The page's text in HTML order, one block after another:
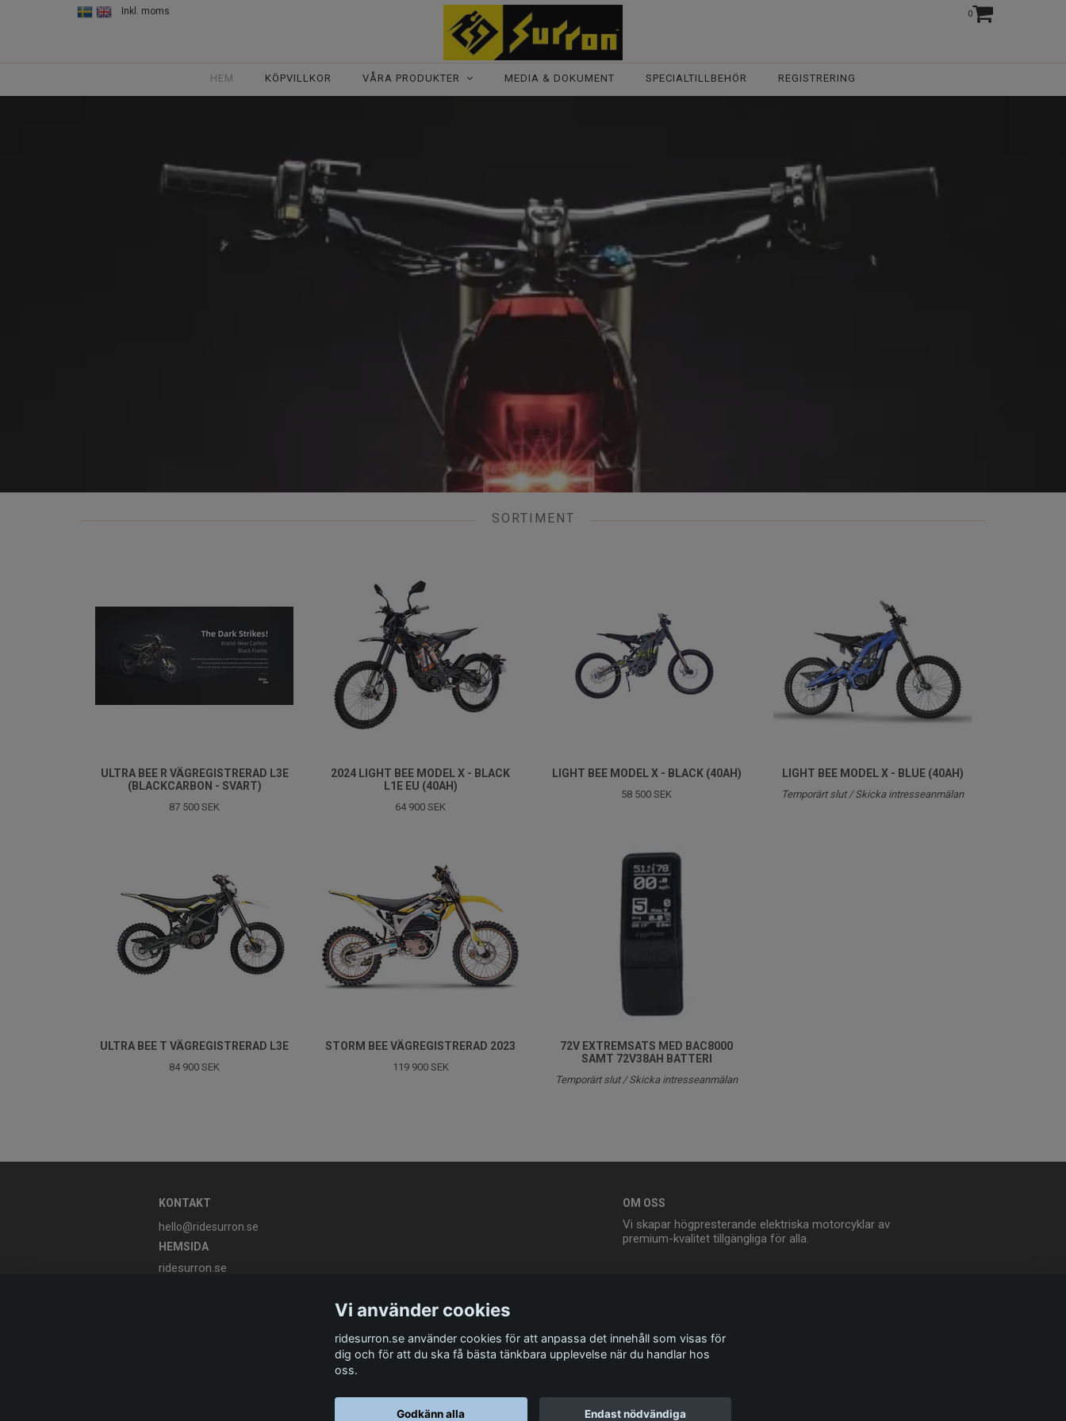
0
Inkl. moms
HEM KÖPVILLKOR VÅRA PRODUKTER MEDIA & DOKUMENT SPECIALTILLBEHÖR REGISTRERING
SORTIMENT
ULTRA BEE R VÄGREGISTRERAD L3E
(BLACKCARBON - SVART)
87 500 SEK
2024 LIGHT BEE MODEL X - BLACK
L1E EU (40AH)
64 900 SEK
LIGHT BEE MODEL X - BLACK (40AH)
58 500 SEK
LIGHT BEE MODEL X - BLUE (40AH)
Temporärt slut / Skicka intresseanmälan
ULTRA BEE T VÄGREGISTRERAD L3E
84 900 SEK
STORM BEE VÄGREGISTRERAD 2023
119 900 SEK
72V EXTREMSATS MED BAC8000
SAMT 72V38AH BATTERI
Temporärt slut / Skicka intresseanmälan
KONTAKT
hello@ridesurron.se
HEMSIDA
ridesurron.se
OM OSS
Vi skapar högpresterande elektriska motorcyklar av
premium-kvalitet tillgängliga för alla.
© Copyright ridesurron.se
Vi använder cookies
ridesurron.se använder cookies för att anpassa det innehåll som visas för
dig och för att du ska få bästa tänkbara upplevelse när du handlar hos
oss.
Godkänn alla Endast nödvändiga